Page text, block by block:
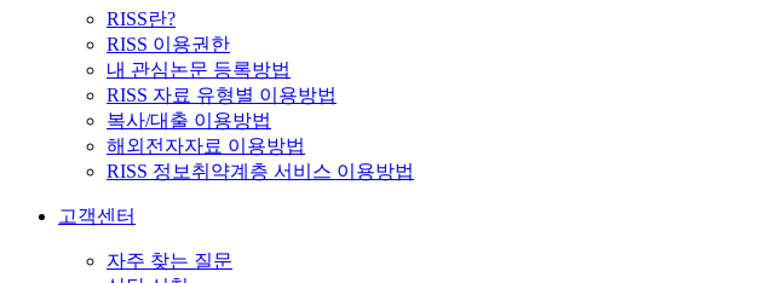
RISS란?
RISS 이용권한
내 관심논문 등록방법
RISS 자료 유형별 이용방법
복사/대출 이용방법
해외전자자료 이용방법
RISS 정보취약계층 서비스 이용방법
고객센터
자주 찾는 질문